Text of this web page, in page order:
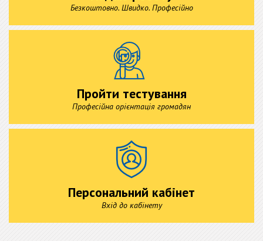
Безкоштовно. Швидко. Професійно
Пройти тестування
Професійна орієнтація громадян
Персональний кабінет
Вхід до кабінету